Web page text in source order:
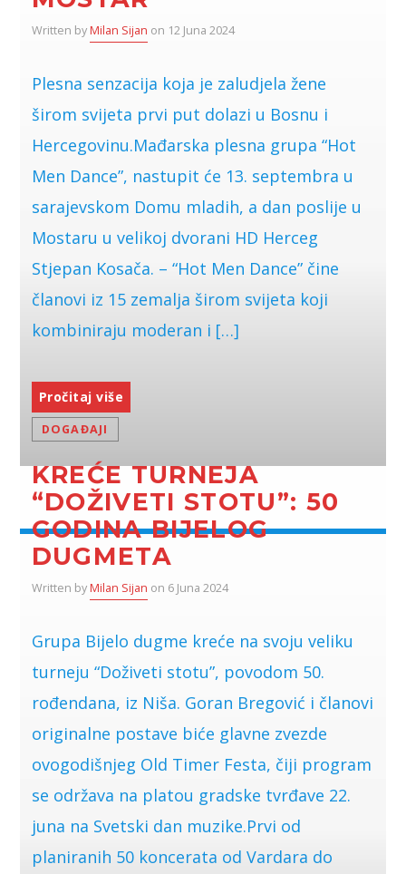
Written byMilan Sijan on 12 Juna 2024
Plesna senzacija koja je zaludjela žene
širom svijeta prvi put dolazi u Bosnu i
Hercegovinu.Mađarska plesna grupa “Hot
Men Dance”, nastupit će 13. septembra u
sarajevskom Domu mladih, a dan poslije u
Mostaru u velikoj dvorani HD Herceg
Stjepan Kosača. – “Hot Men Dance” čine
članovi iz 15 zemalja širom svijeta koji
kombiniraju moderan i […]
Pročitaj više
DOGAĐAJI
KREĆE TURNEJA
“DOŽIVETI STOTU”: 50
GODINA BIJELOG
DUGMETA
Written byMilan Sijan on 6 Juna 2024
Grupa Bijelo dugme kreće na svoju veliku
turneju “Doživeti stotu”, povodom 50.
rođendana, iz Niša. Goran Bregović i članovi
originalne postave biće glavne zvezde
ovogodišnjeg Old Timer Festa, čiji program
se održava na platou gradske tvrđave 22.
juna na Svetski dan muzike.Prvi od
planiranih 50 koncerata od Vardara do